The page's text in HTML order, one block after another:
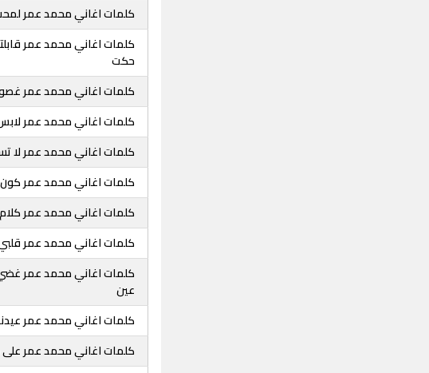
كلمات اغاني محمد عمر
كلمات اغاني محمد عمر
حكت
كلمات اغاني محمد عمر
كلمات اغاني محمد عمر
كلمات اغاني محمد عمر لا
كلمات اغاني محمد عمر
كلمات اغاني محمد عمر
كلمات اغاني محمد عمر
كلمات اغاني محمد عمر غضي
عين
كلمات اغاني محمد عمر
كلمات اغاني محمد عمر على